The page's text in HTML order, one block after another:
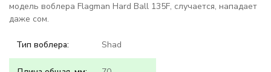
модель воблера Flagman Hard Ball 135F, случается, нападает
даже сом.
Тип воблера: Shad